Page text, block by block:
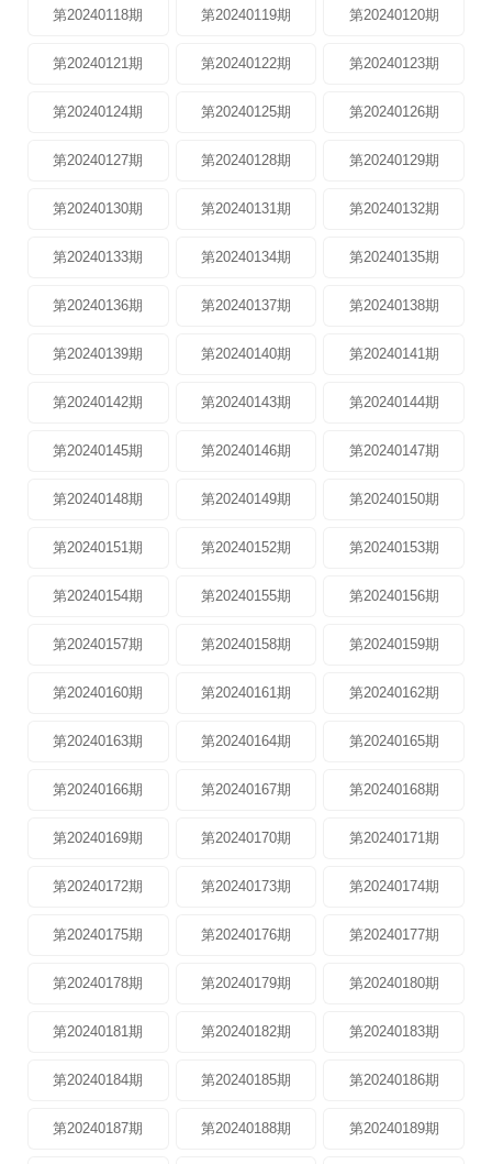
第20240118期 第20240119期 第20240120期
第20240121期 第20240122期 第20240123期
第20240124期 第20240125期 第20240126期
第20240127期 第20240128期 第20240129期
第20240130期 第20240131期 第20240132期
第20240133期 第20240134期 第20240135期
第20240136期 第20240137期 第20240138期
第20240139期 第20240140期 第20240141期
第20240142期 第20240143期 第20240144期
第20240145期 第20240146期 第20240147期
第20240148期 第20240149期 第20240150期
第20240151期 第20240152期 第20240153期
第20240154期 第20240155期 第20240156期
第20240157期 第20240158期 第20240159期
第20240160期 第20240161期 第20240162期
第20240163期 第20240164期 第20240165期
第20240166期 第20240167期 第20240168期
第20240169期 第20240170期 第20240171期
第20240172期 第20240173期 第20240174期
第20240175期 第20240176期 第20240177期
第20240178期 第20240179期 第20240180期
第20240181期 第20240182期 第20240183期
第20240184期 第20240185期 第20240186期
第20240187期 第20240188期 第20240189期